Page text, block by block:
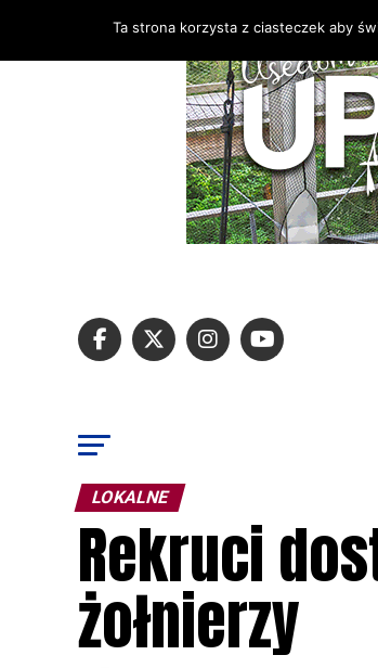
LOKALNE
Rekruci
żołnierzy
Ta strona korzysta z ciasteczek aby